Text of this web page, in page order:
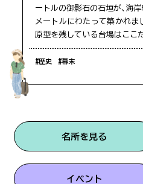
ートルの御影石の石垣が、海
メートルにわたって築かれま
原型を残している台場はここ
重な史跡となっています。
#歴史 #幕末
名所を見る
イベント